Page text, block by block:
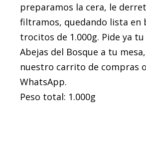
preparamos la cera, le
filtramos, quedando lista en
trocitos de 1.000g. Pide ya tu
Abejas del Bosque a tu
nuestro carrito de compras
WhatsApp.
Peso total: 1.000g